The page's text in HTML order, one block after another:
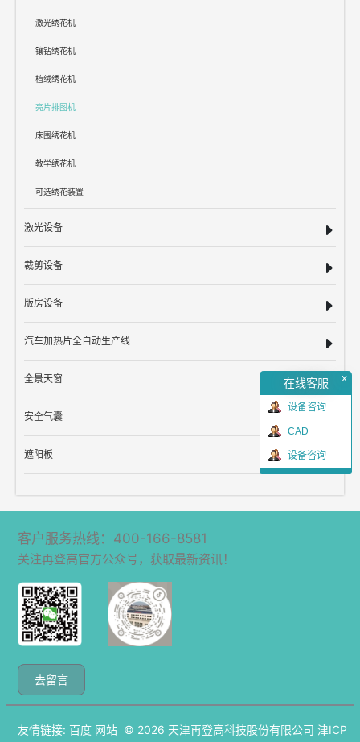
在线客服 x
设备咨询
CAD
设备咨询
激光绣花机
镶钻绣花机
植绒绣花机
亮片排图机
床围绣花机
教学绣花机
可选绣花装置
激光设备
裁剪设备
版房设备
汽车加热片全自动生产线
全景天窗
安全气囊
遮阳板
客户服务热线：400-166-8581
关注再登高官方公众号，获取最新资讯！
去留言
友情链接: 百度 网站 © 2026 天津再登高科技股份有限公司 津ICP